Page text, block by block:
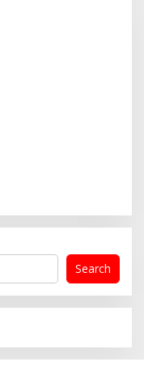
Search